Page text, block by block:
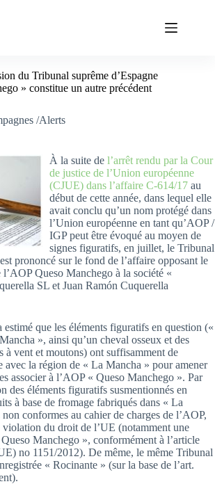
du Tribunal suprême d’Espagne
» constitue un autre précédent
/Alerts
À la suite de l’arrêt rendu par la Cour
de justice de l’Union européenne
(CJUE) dans l’affaire C-614/17 au
début de cette année, dans lequel elle
avait conclu qu’un nom protégé dans
l’Union européenne en tant qu’AOP /
IGP peut être évoqué au moyen de
signes figuratifs, en juillet, le Tribunal
prononcé sur le fond de l’affaire opposant le
l’AOP Queso Manchego à la société «
SL et Juan Ramón Cuquerella
que les éléments figuratifs en question («
», ainsi qu’un cheval osseux et des
à vent et moutons) ont suffisamment de
avec la région de « La Mancha » pour amener
associer à l’AOP « Queso Manchego ». Par
des éléments figuratifs susmentionnés en
à base de fromage fabriqués dans « La
conformes au cahier de charges de l’AOP,
violation du droit de l’UE (notamment une
Manchego », conformément à l’article
no 1151/2012). De même, le même Tribunal
« Rocinante » (sur la base de l’art.